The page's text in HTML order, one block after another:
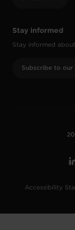
Stay informed
Stay informed
Subscribe to our
Accessibility